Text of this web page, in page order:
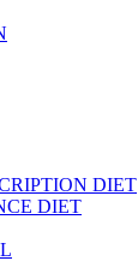
DIET
DIET